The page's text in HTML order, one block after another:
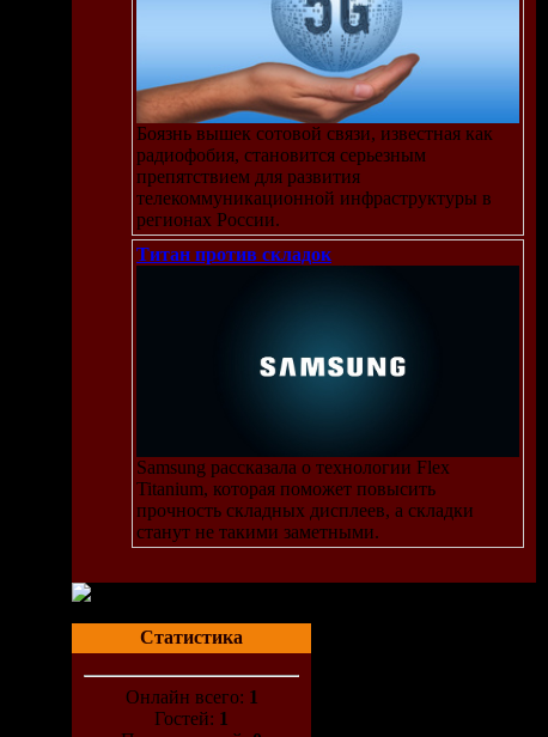
Боязнь вышек сотовой связи, известная как
радиофобия, становится серьезным
препятствием для развития
телекоммуникационной инфраструктуры в
регионах России.
Титан против складок
Samsung рассказала о технологии Flex
Titanium, которая поможет повысить
прочность складных дисплеев, а складки
станут не такими заметными.
Статистика
Онлайн всего: 1
Гостей: 1